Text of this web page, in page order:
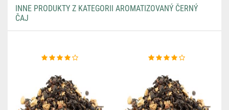
INNE PRODUKTY Z KATEGORII AROMATIZOVANÝ ČERNÝ
ČAJ